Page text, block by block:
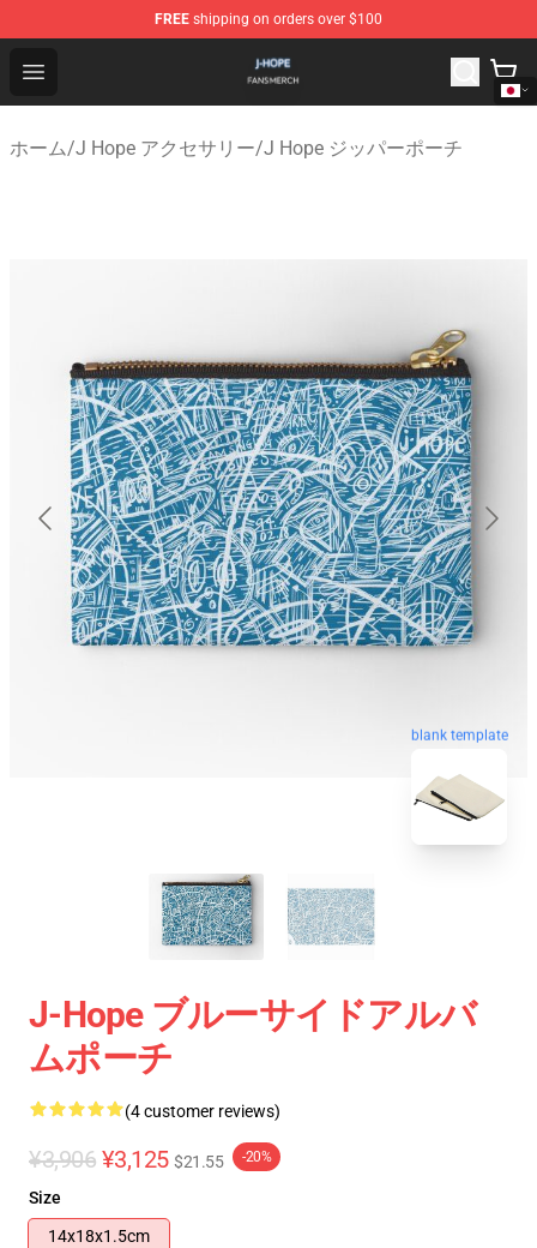
FREE shipping on orders over $100
Open menu
J Hope Shop - Official J Hope Merchandise Store
ホーム/J Hope アクセサリー/J Hope ジッパーポーチ
blank template
J-Hope ブルーサイドアルバ
ムポーチ
(4 customer reviews)
¥3,906 ¥3,125 $21.55 -20%
Size
14x18x1.5cm